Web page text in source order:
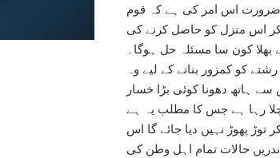
ضرورت اس امر کی ہے کہ قوم
کر اس منزل کو حاصل کرنے کی
کون سا مسئلہ حل ہوگا۔
کو کمزور بنانے کے لیے وہ
ہاتھ دھونا کوئی بڑا خسار
رہا ہے جس کا مطلب یہ ہے
توڑ پھوڑ نہیں دیا جائے گا اس
حالات تمام اہل وطن کی